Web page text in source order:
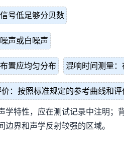
号低足够分贝数
声或白噪声
置应均匀分布 混响时间测量
：按照标准规定的参考曲线和
特性，应在测试记录中注明；
界和声学反射较强的区域。